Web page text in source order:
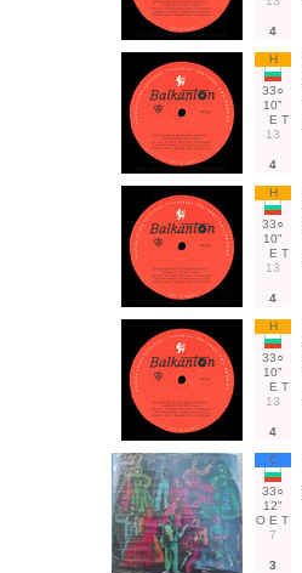
4
Н
33○
10"
Е Т
13
4
Н
33○
10"
Е Т
13
4
Н
33○
10"
Е Т
13
4
С
33○
12"
О Е Т
7
3